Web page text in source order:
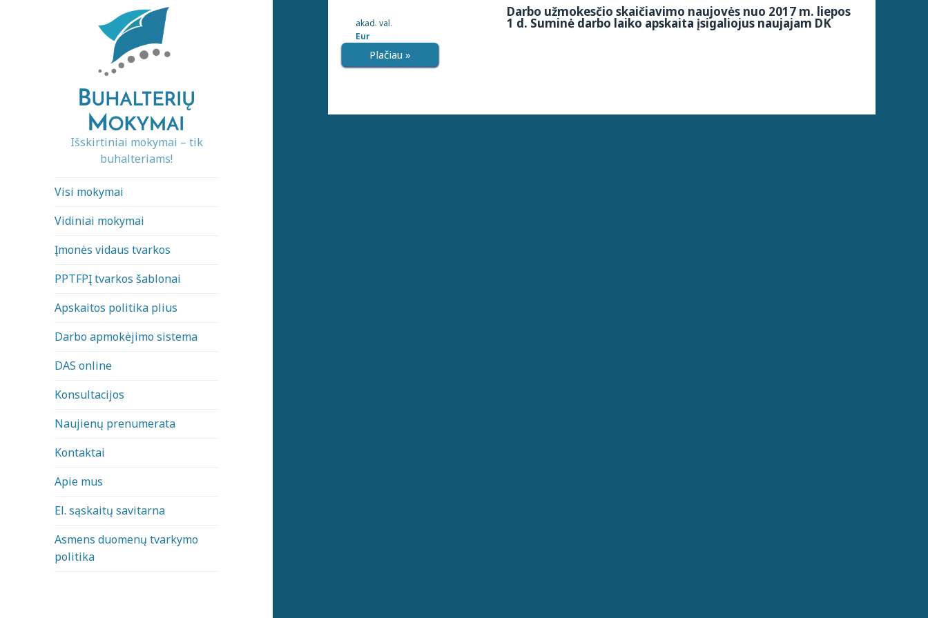
Išskirtiniai mokymai – tik
buhalteriams!
Visi mokymai
Vidiniai mokymai
Įmonės vidaus tvarkos
PPTFPĮ tvarkos šablonai
Apskaitos politika plius
Darbo apmokėjimo sistema
DAS online
Konsultacijos
Naujienų prenumerata
Kontaktai
Apie mus
El. sąskaitų savitarna
Asmens duomenų tvarkymo
politika
Darbo užmokesčio skaičiavimo naujovės nuo 2017 m. liepos
1 d. Suminė darbo laiko apskaita įsigaliojus naujajam DK
akad. val.
Eur
Plačiau »